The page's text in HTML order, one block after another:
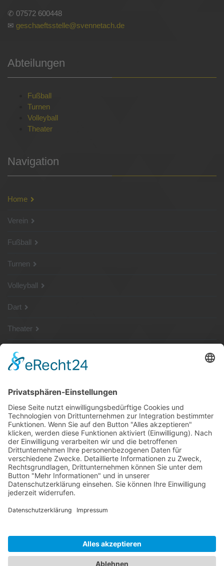
✆ 07572 600448
✉ geschaeftsstelle@svennetach.de
Abteilungen
Fußball
Turnen
Volleyball
Theater
Navigation
Home
Verein
Fußball
Turnen
Volleyball
Dart
Theater
SG Shop
Sponsoren
Kontakt
Social Media
Rechtliches